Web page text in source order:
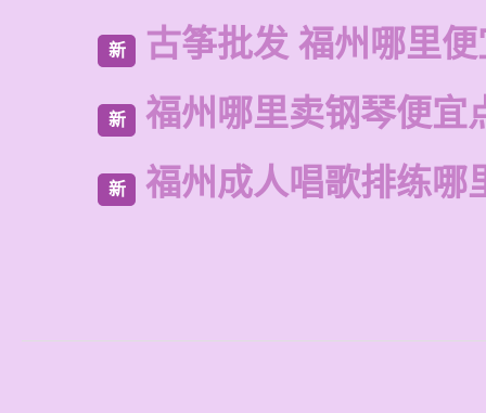
新 古筝批发 福州哪里
新 福州哪里卖钢琴便宜
新 福州成人唱歌排练哪